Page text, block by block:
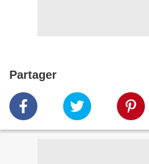
Partager